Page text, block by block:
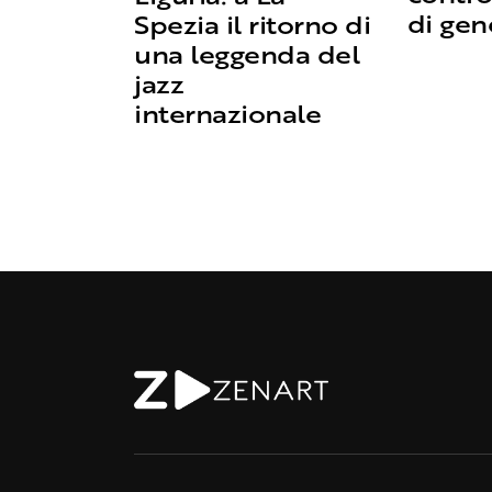
Spezia il ritorno di
una leggenda del
jazz
internazionale
di